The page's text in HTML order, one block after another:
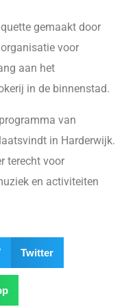
gemaakt door
voor
aan het
in de binnenstad.
van
in Harderwijk.
terecht voor
en activiteiten
Twitter